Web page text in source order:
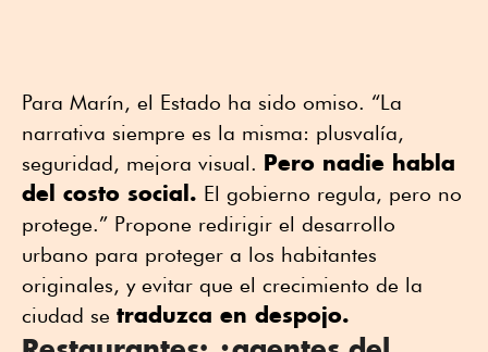
Para Marín, el Estado ha sido omiso. “La
narrativa siempre es la misma: plusvalía,
seguridad, mejora visual. Pero nadie habla
del costo social. El gobierno regula, pero no
protege.” Propone redirigir el desarrollo
urbano para proteger a los habitantes
originales, y evitar que el crecimiento de la
ciudad se traduzca en despojo.